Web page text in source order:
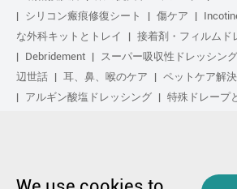
シリコン瘢痕修復シート
傷ケア
な外科キットとトレイ
接着剤・フィルムド
Debridement
スーパー吸収性ドレッシング
辺世話
耳、鼻、喉のケア ペットケア解
アルギン酸塩ドレッシング
特殊ドレープ
クティブ処理
圧縮治療